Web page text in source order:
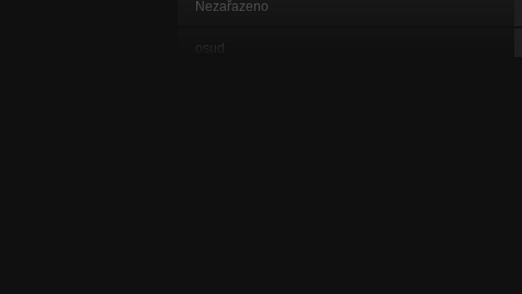
Nezařazeno
osud